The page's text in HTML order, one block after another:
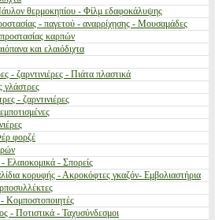
θερμοκηπίου - Φίλμ εδαφοκάλυψης
- παγετού - αναρρίχησης - Μουσαμάδες
καρπών
και ελαιόδιχτα
- ζαρντινιέρες - Πιάτα πλαστικά
γλάστρες
- ζαρντινιέρες
φορζέ
Ελαιοκομικά - Σπορείς
κορυφής - Ακροκόφτες γκαζόν- Εμβολιαστήρια
Κομποστοποιητές
- Ποτιστικά - Ταχυσύνδεσμοι